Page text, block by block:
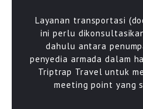
Layanan transportasi
ini perlu
dahulu antara
penyedia armada dalam
Triptrap Travel untuk
meeting point yang